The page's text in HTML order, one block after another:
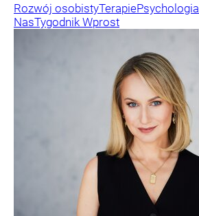
Rozwój osobistyTerapiePsychologia
NasTygodnik Wprost